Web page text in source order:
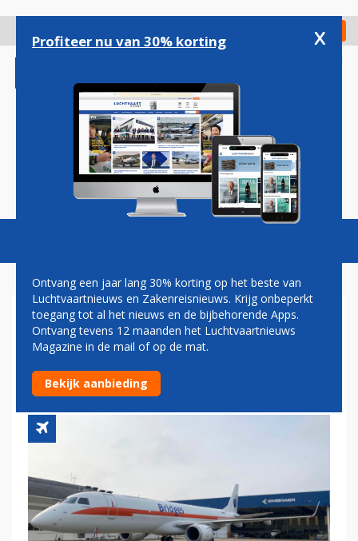
gaan
Check in
Magazine Podcasts Vacatures
EMBRAERS
VRACHTVLIEGTUIG KENT EEN
TRAGE START
Profiteer nu van 30% korting x
Ontvang een jaar lang 30% korting op het beste van
Luchtvaartnieuws en Zakenreisnieuws. Krijg onbeperkt
toegang tot al het nieuws en de bijbehorende Apps.
Ontvang tevens 12 maanden het Luchtvaartnieuws
Magazine in de mail of op de mat.
Bekijk aanbieding